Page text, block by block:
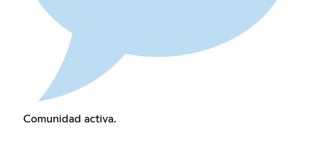
Comunidad activa.